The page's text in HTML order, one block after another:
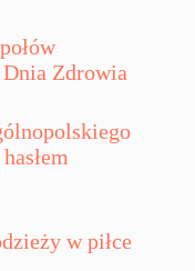
Zdrowia
w piłce